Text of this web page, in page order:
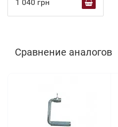
1 040 грн
Сравнение аналогов